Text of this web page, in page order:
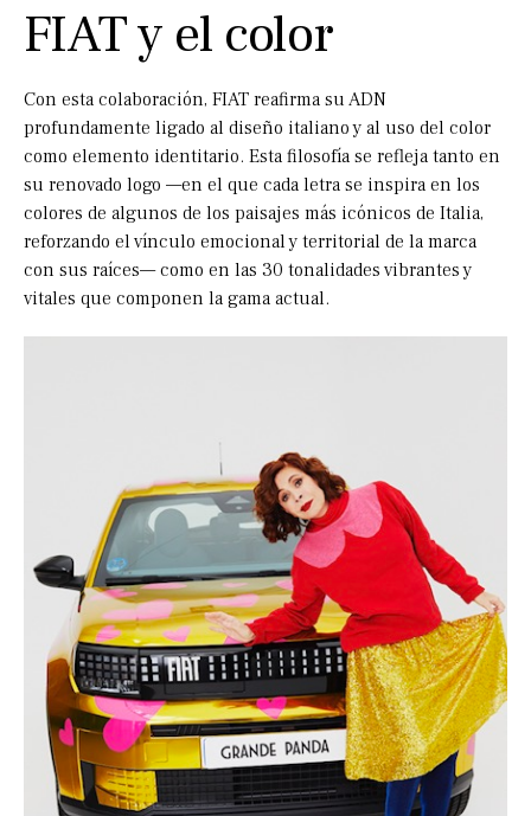
FIAT y el color
Con esta colaboración, FIAT reafirma su ADN
profundamente ligado al diseño italiano y al uso del color
como elemento identitario. Esta filosofía se refleja tanto en
su renovado logo —en el que cada letra se inspira en los
colores de algunos de los paisajes más icónicos de Italia,
reforzando el vínculo emocional y territorial de la marca
con sus raíces— como en las 30 tonalidades vibrantes y
vitales que componen la gama actual.